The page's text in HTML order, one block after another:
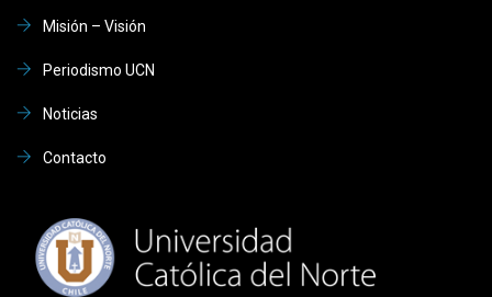
Misión – Visión
Periodismo UCN
Noticias
Contacto